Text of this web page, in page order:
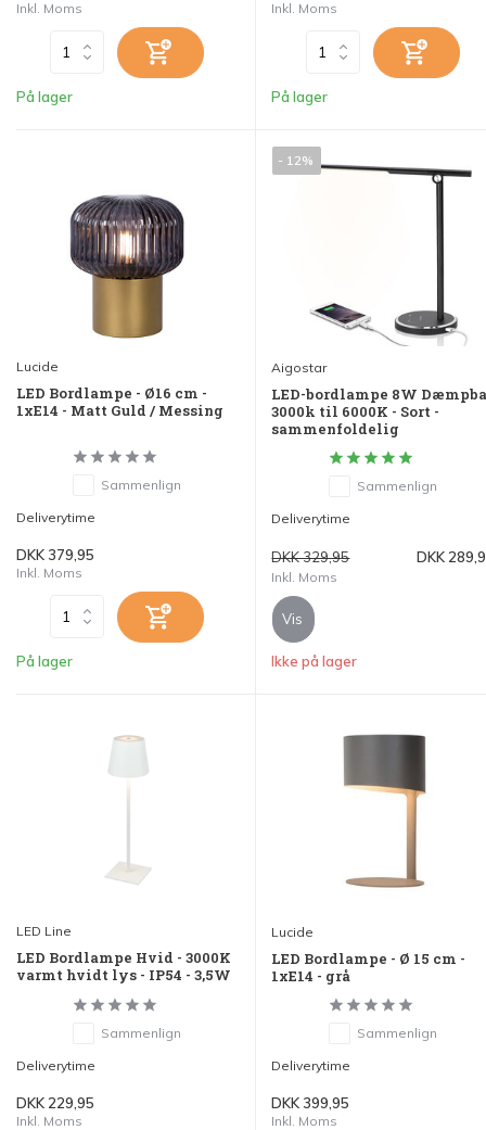
Inkl. Moms
På lager
Inkl. Moms
På lager
Lucide
LED Bordlampe - Ø16 cm -
1xE14 - Matt Guld / Messing
Sammenlign
Deliverytime
DKK 379,95
Inkl. Moms
På lager
- 12%
Aigostar
LED-bordlampe 8W
3000k til 6000K - Sort -
sammenfoldelig
Sammenlign
Deliverytime
DKK 329,95 DKK
Inkl. Moms
Vis
Ikke på lager
LED Line
LED Bordlampe Hvid - 3000K
varmt hvidt lys - IP54 - 3,5W
Sammenlign
Deliverytime
DKK 229,95
Inkl. Moms
Lucide
LED Bordlampe - Ø 15 cm -
1xE14 - grå
Sammenlign
Deliverytime
DKK 399,95
Inkl. Moms